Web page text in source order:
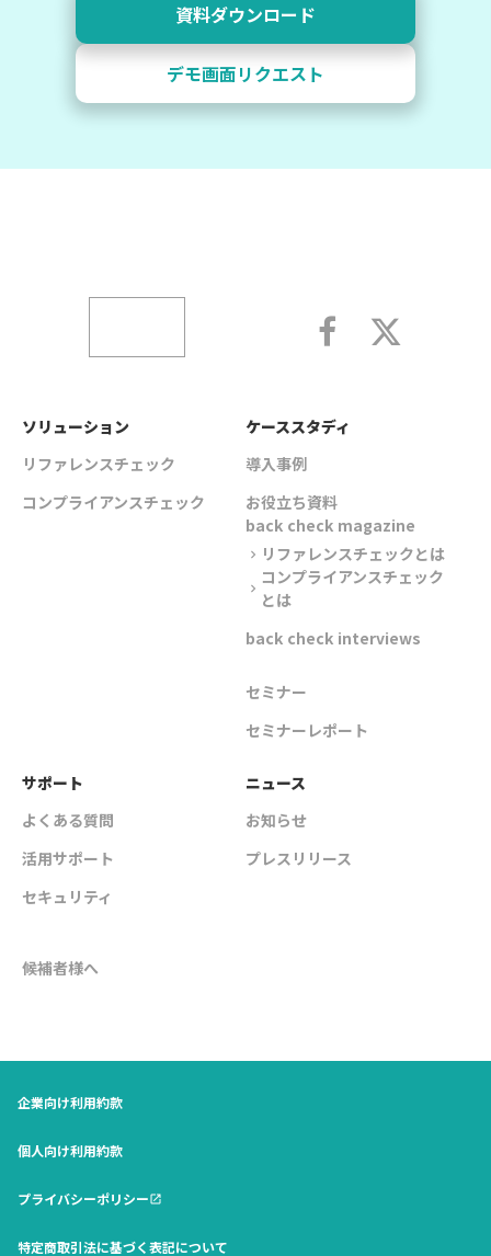
デモ画面リクエスト
資料ダウンロード
ソリューション
リファレンスチェック
コンプライアンスチェック
ケーススタディ
導入事例
お役立ち資料
back check magazine
chevron_right リファレンスチェックとは
chevron_right
コンプライアンスチェック
とは
back check interviews
セミナー
セミナーレポート
サポート
よくある質問
活用サポート
セキュリティ
ニュース
お知らせ
プレスリリース
候補者様へ
企業向け利用約款
個人向け利用約款
プライバシーポリシー open_in_new
特定商取引法に基づく表記について